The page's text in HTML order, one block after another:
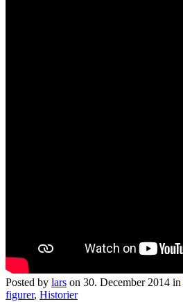
Posted by lars on 30. December 2014 in
figurer, Historier